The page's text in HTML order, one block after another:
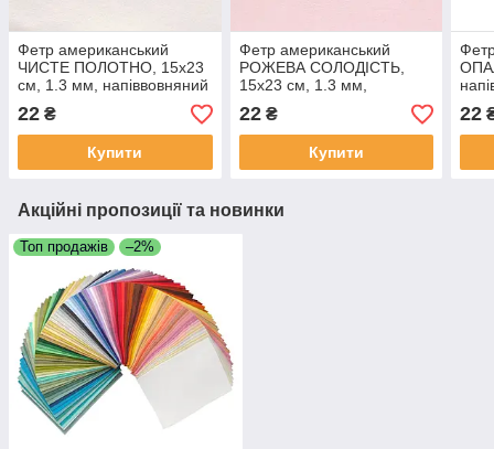
Фетр американський
ЧИСТЕ ПОЛОТНО, 15x23
см, 1.3 мм, напіввовняний
22 ₴
Купити
Фетр американський
РОЖЕВА СОЛОДІСТЬ,
15x23 см, 1.3 мм,
22₴
Купити
22
Акційні пропозиції та новинки
Топ продажів –2%